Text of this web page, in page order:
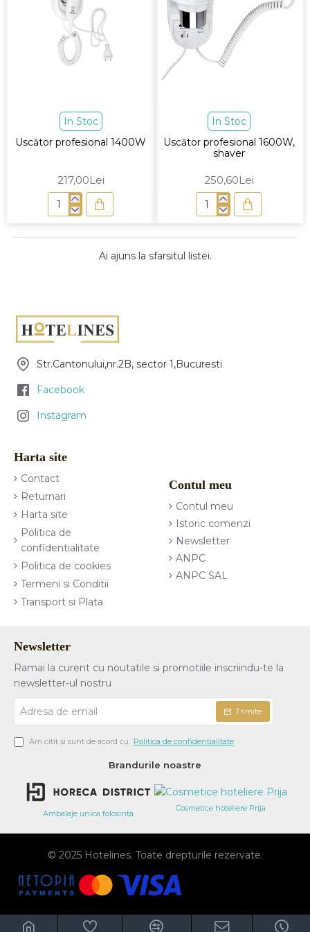
In Stoc
Uscător profesional 1400W
217,00Lei
Uscător
1400W
In Stoc
Uscător profesional 1600W,
shaver
250,60Lei
Uscător
1600W,
shaver
Ai ajuns la sfarsitul listei.
Str.Cantonului,nr.2B, sector 1,Bucuresti
Facebook
Instagram
Harta site
Contact
Returnari
Harta site
Politica de
confidentialitate
Politica de cookies
Termeni si Conditii
Transport si Plata
Contul meu
Contul meu
Istoric comenzi
Newsletter
ANPC
ANPC SAL
Newsletter
Ramai la curent cu noutatile si promotiile inscriindu-te la
newsletter-ul nostru
de
Trimite
Am citit şi sunt de acord cu Politica de confidentialitate
Brandurile noastre
Ambalaje unica folosinta
Cosmetice hoteliere Prija
© 2025 Hotelines. Toate drepturile rezervate.